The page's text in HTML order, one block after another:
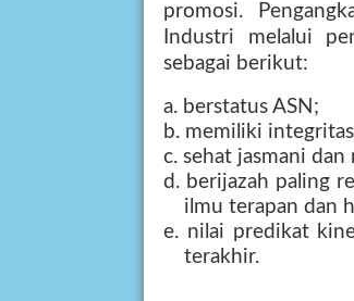
promosi.
Industri melalui
sebagai berikut:
a. berstatus ASN;
b. memiliki
c. sehat jasmani dan
d. berijazah paling
ilmu terapan dan
e. nilai predikat
terakhir.